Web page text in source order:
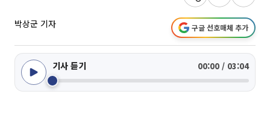
박상군 기자 구글 선호매체 추가
기사 듣기 00:00 / 03:04